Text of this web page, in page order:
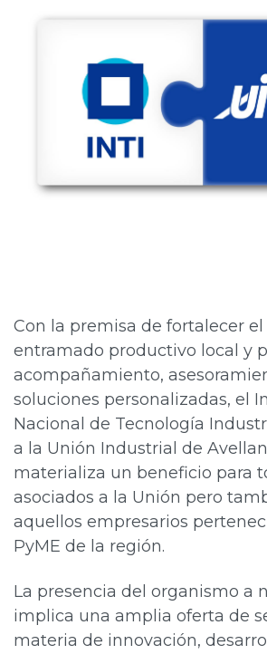
Con la premisa de fortalecer el
entramado productivo local y
acompañamiento,
soluciones personalizadas, el
Nacional de Tecnología
a la Unión Industrial de
materializa un beneficio para
asociados a la Unión pero
aquellos empresarios
PyME de la región.
La presencia del organismo a
implica una amplia oferta de
materia de innovación,